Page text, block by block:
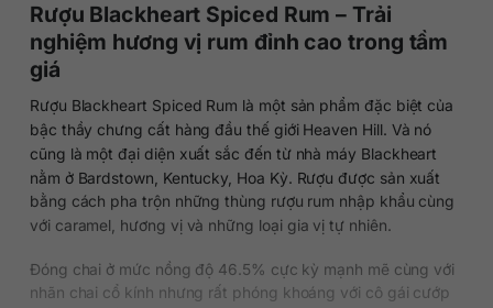
Rượu Blackheart Spiced Rum – Trải
nghiệm hương vị rum đỉnh cao trong tầm
giá
Rượu Blackheart Spiced Rum là một sản phẩm đặc biệt của
bậc thầy chưng cất hàng đầu thế giới Heaven Hill. Và nó
cũng là một đại diện xuất sắc đến từ nhà máy Blackheart
nằm ở Bardstown, Kentucky, Hoa Kỳ. Rượu được sản xuất
bằng cách pha trộn những thùng rượu rum nhập khẩu cùng
với caramel, hương vị và những loại gia vị tự nhiên.
Đóng chai ở mức nồng độ 46.5% cực kỳ mạnh mẽ cùng với
nhãn chai cổ kính nhưng rất phóng khoáng với cô gái cướp